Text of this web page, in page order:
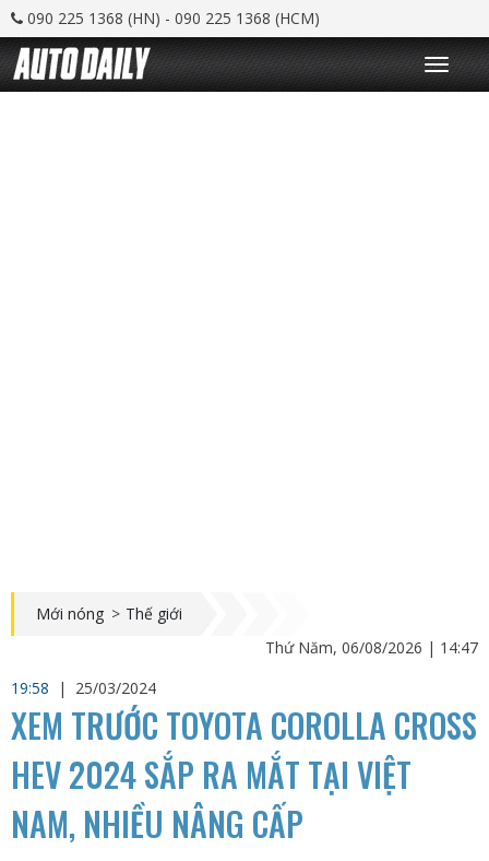
090 225 1368 (HN) - 090 225 1368 (HCM)
T
o
g
Mới nóng > Thế giới
Thứ Năm, 06/08/2026 | 14:47
19:58
| 25/03/2024
XEM TRƯỚC TOYOTA COROLLA CROSS
HEV 2024 SẮP RA MẮT TẠI VIỆT
NAM, NHIỀU NÂNG CẤP